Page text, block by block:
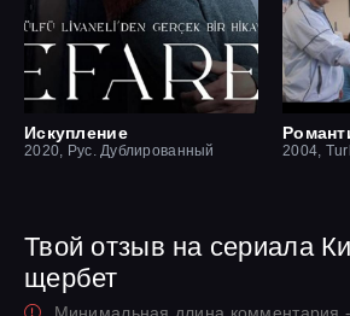
Искупление
2020, Рус. Дублированный 2004,
Твой отзыв на сериала
щербет